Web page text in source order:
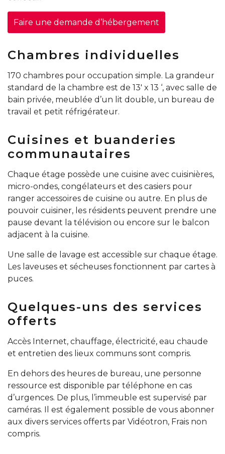
Faire une demande d’hébergement
Chambres individuelles
170 chambres pour occupation simple. La grandeur
standard de la chambre est de 13′ x 13 ‘, avec salle de
bain privée, meublée d’un lit double, un bureau de
travail et petit réfrigérateur.
Cuisines et buanderies
communautaires
Chaque étage possède une cuisine avec cuisinières,
micro-ondes, congélateurs et des casiers pour
ranger accessoires de cuisine ou autre. En plus de
pouvoir cuisiner, les résidents peuvent prendre une
pause devant la télévision ou encore sur le balcon
adjacent à la cuisine.
Une salle de lavage est accessible sur chaque étage.
Les laveuses et sécheuses fonctionnent par cartes à
puces.
Quelques-uns des services
offerts
Accès Internet, chauffage, électricité, eau chaude
et entretien des lieux communs sont compris.
En dehors des heures de bureau, une personne
ressource est disponible par téléphone en cas
d’urgences. De plus, l’immeuble est supervisé par
caméras. Il est également possible de vous abonner
aux divers services offerts par Vidéotron, Frais non
compris.